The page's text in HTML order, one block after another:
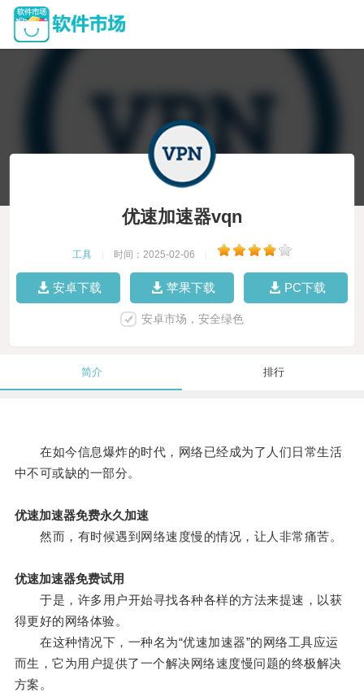
优速加速器vqn
工具 时间：2025-02-06
安卓下载 苹果下载 PC下载
安卓市场，安全绿色
简介 排行
在如今信息爆炸的时代，网络已经成为了人们日常生活
中不可或缺的一部分。
优速加速器免费永久加速
然而，有时候遇到网络速度慢的情况，让人非常痛苦。
优速加速器免费试用
于是，许多用户开始寻找各种各样的方法来提速，以获
得更好的网络体验。
在这种情况下，一种名为“优速加速器”的网络工具应运
而生，它为用户提供了一个解决网络速度慢问题的终极解决
方案。